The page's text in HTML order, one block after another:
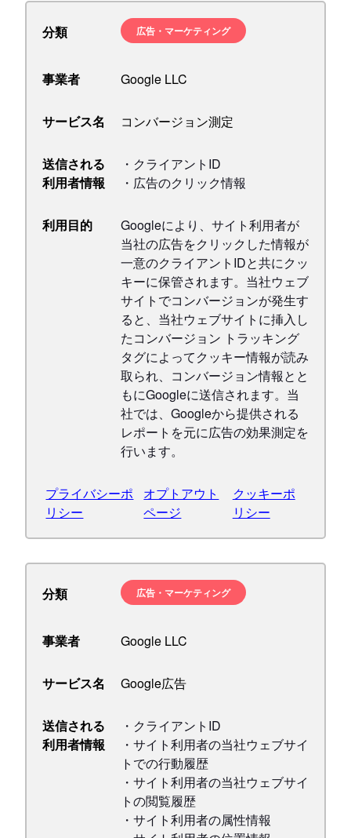
分類 広告・マーケティング
事業者 Google LLC
サービス名 コンバージョン測定
送信される
利用者情報
・クライアントID
・広告のクリック情報
利用目的
Googleにより、サイト利用者が
当社の広告をクリックした情報が
一意のクライアントIDと共にクッ
キーに保管されます。当社ウェブ
サイトでコンバージョンが発生す
ると、当社ウェブサイトに挿入し
たコンバージョン トラッキング
タグによってクッキー情報が読み
取られ、コンバージョン情報とと
もにGoogleに送信されます。当
社では、Googleから提供される
レポートを元に広告の効果測定を
行います。
プライバシーポ
リシー
オプトアウト
ページ
クッキーポ
リシー
分類 広告・マーケティング
事業者 Google LLC
サービス名 Google広告
送信される
利用者情報
・クライアントID
・サイト利用者の当社ウェブサイ
トでの行動履歴
・サイト利用者の当社ウェブサイ
トの閲覧履歴
・サイト利用者の属性情報